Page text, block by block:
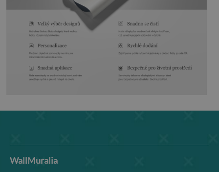
WallMuralia